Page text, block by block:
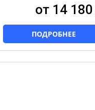
от 14
ПОДРОБНЕЕ